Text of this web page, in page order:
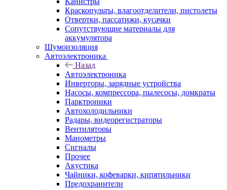
Краскопульты, влагоотделители, пистолеты
Отвертки, пассатижи, кусачки
Сопутствующие материалы для
аккумулятора
Шумоизоляция
Автоэлектроника
Назад
Автоэлектроника
Инверторы, зарядные устройства
Насосы, компрессора, пылесосы, домкраты
Парктроники
Автохолодильники
Радары, видеорегистраторы
Вентиляторы
Манометры
Сигналы
Прочее
Акустика
Чайники, кофеварки, кипятильники
Предохранители